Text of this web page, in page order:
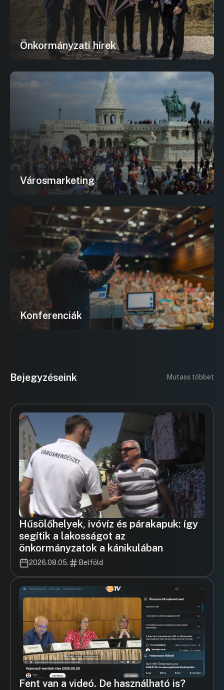
Önkormányzati hírek
Városmarketing
Konferenciák
Bejegyzéseink Mutass többet
Hűsölőhelyek, ivóvíz és párakapuk: így
segítik a lakosságot az
önkormányzatok a kánikulában
2026.08.05. Belföld
Fent van a videó. De használható is?